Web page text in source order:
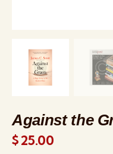
Against the
$25.00